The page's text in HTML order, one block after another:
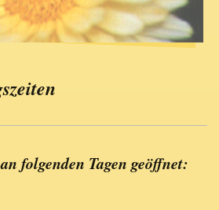
folgenden Tagen geöffnet: